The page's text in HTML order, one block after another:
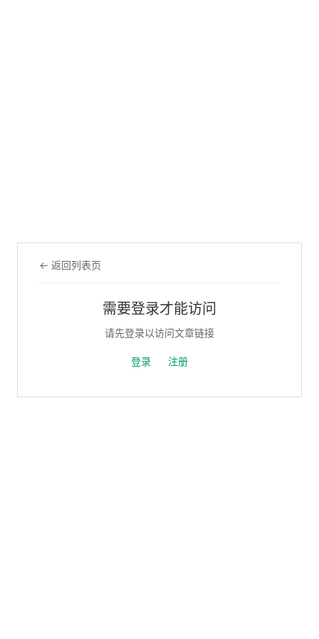
← 返回列表页
需要登录才能访问
请先登录以访问文章链接
登录 注册